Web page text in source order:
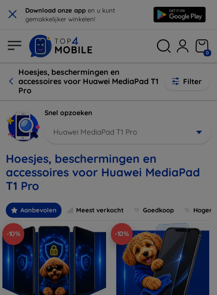
× Download onze app en u kunt
gemakkelijker winkelen!
0
Hoesjes, beschermingen en
accessoires voor Huawei MediaPad T1
Pro
Filter
Snel opzoeken
Huawei MediaPad T1 Pro
Hoesjes, beschermingen en
accessoires voor Huawei MediaPad
T1 Pro
Aanbevolen Meest verkocht Goedkoop
-10% -10%